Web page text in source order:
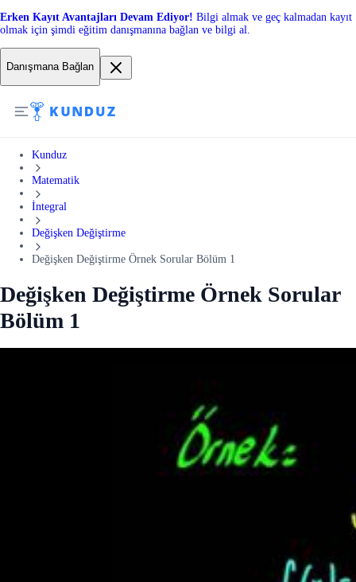
Erken Kayıt Avantajları Devam Ediyor! Bilgi almak ve geç kalmadan kayıt
olmak için şimdi eğitim danışmanına bağlan ve bilgi al.
Danışmana Bağlan
Kunduz
Matematik
İntegral
Değişken Değiştirme
Değişken Değiştirme Örnek Sorular Bölüm 1
Değişken Değiştirme Örnek Sorular
Bölüm 1